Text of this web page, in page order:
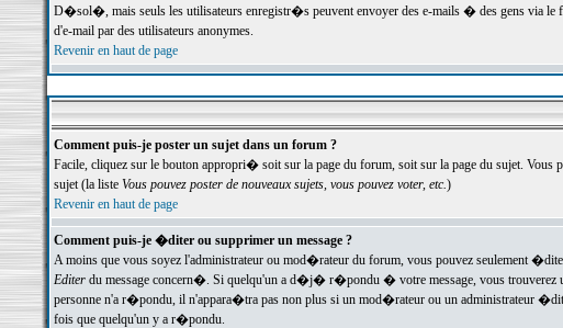
D�sol�, mais seuls les utilisateurs enregistr�s peuvent envoyer des e-mails � des gens via
d'e-mail par des utilisateurs anonymes.
Revenir en haut de page
Comment puis-je poster un sujet dans un forum ?
Facile, cliquez sur le bouton appropri� soit sur la page du forum, soit sur la page du sujet.
sujet (la liste Vous pouvez poster de nouveaux sujets, vous pouvez voter, etc.)
Revenir en haut de page
Comment puis-je �diter ou supprimer un message ?
A moins que vous soyez l'administrateur ou mod�rateur du forum, vous pouvez seulement
Editerdu message concern�. Si quelqu'un a d�j� r�pondu � votre message, vous trouverez
personne n'a r�pondu, il n'appara�tra pas non plus si un mod�rateur ou un administrateur
fois que quelqu'un y a r�pondu.